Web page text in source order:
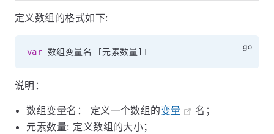
定义数组的格式如下:
var 数组变量名 [元素数量]
说明：
数组变量名： 定义一个数组的变量
名；
元素数量: 定义数组的大小；